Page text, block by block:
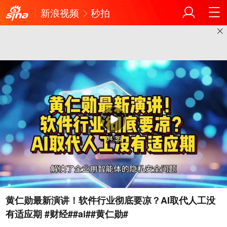
新浪视频 秒拍
04:36
黄仁勋最新演讲！软件行业彻底要凉？AI取代人工没